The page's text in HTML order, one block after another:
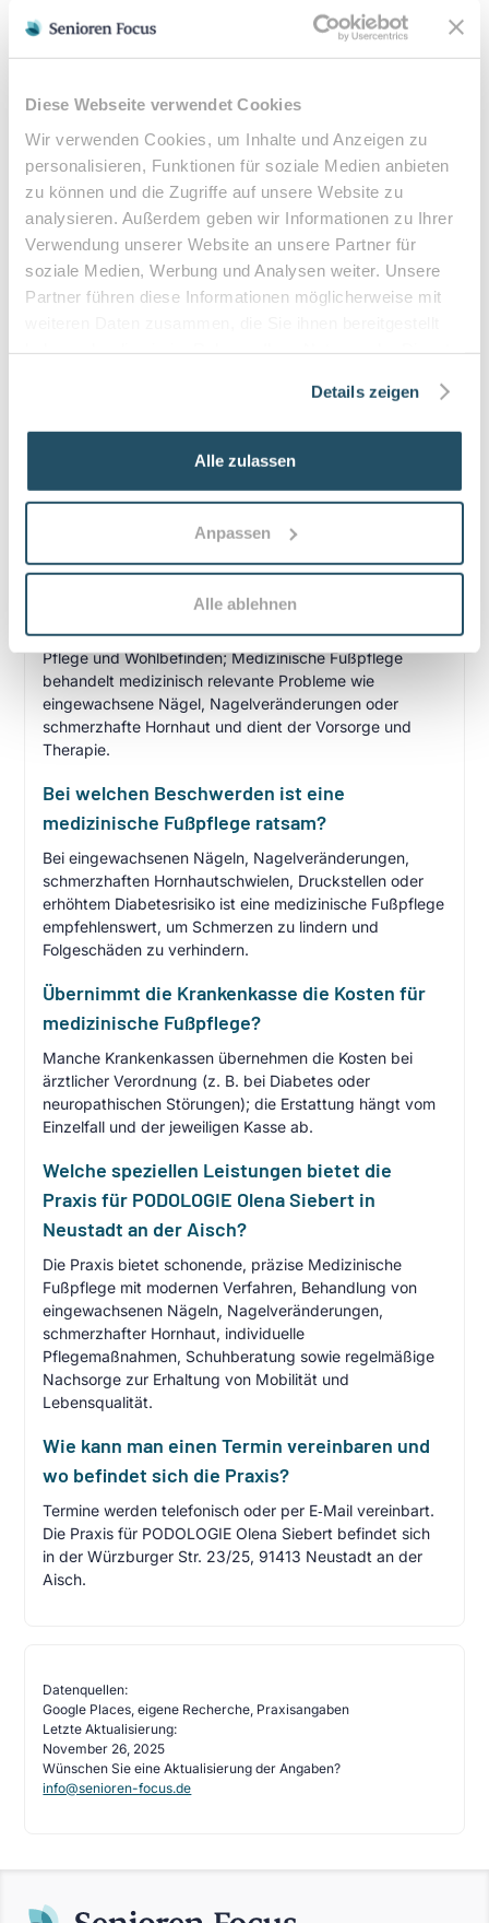
Diese Webseite verwendet Cookies
Wir verwenden Cookies, um Inhalte und Anzeigen zu
personalisieren, Funktionen für soziale Medien anbieten
zu können und die Zugriffe auf unsere Website zu
analysieren. Außerdem geben wir Informationen zu Ihrer
Verwendung unserer Website an unsere Partner für
soziale Medien, Werbung und Analysen weiter. Unsere
Partner führen diese Informationen möglicherweise mit
Details zeigen
Alle zulassen
Anpassen
Alle ablehnen
ärztlicher Verordnung Kassenleistungen. Eine
Heilmittelverordnung erhalten Sie von Ihrem Hausarzt
oder Facharzt bei folgenden Indikationen:
Verordnungsfähige Diagnosen:
Durchblutungsstörungen der Füße
Sensibilitätsstörungen
Querschnittslähmung
Zuzahlung & Kosten:
• 10% Zuzahlung pro Behandlung (mind. 5€, max. 10€)
•Privatleistungen nach individueller Vereinbarung
Hausbesuche bei medizinischer Notwendigkeit
Häufige Fragen zum Praxisbesuch
Was ist der Unterschied zwischen
kosmetischer Fußpflege und Medizinischer
Kosmetische Fußpflege kümmert sich um optische
Pflege und Wohlbefinden; Medizinische Fußpflege
behandelt medizinisch relevante Probleme wie
eingewachsene Nägel, Nagelveränderungen oder
schmerzhafte Hornhaut und dient der Vorsorge und
Therapie.
Bei welchen Beschwerden ist eine
medizinische Fußpflege ratsam?
Bei eingewachsenen Nägeln, Nagelveränderungen,
schmerzhaften Hornhautschwielen, Druckstellen oder
erhöhtem Diabetesrisiko ist eine medizinische Fußpflege
empfehlenswert, um Schmerzen zu lindern und
Folgeschäden zu verhindern.
Übernimmt die Krankenkasse die Kosten für
medizinische Fußpflege?
Manche Krankenkassen übernehmen die Kosten bei
ärztlicher Verordnung (z. B. bei Diabetes oder
neuropathischen Störungen); die Erstattung hängt vom
Einzelfall und der jeweiligen Kasse ab.
Welche speziellen Leistungen bietet die
Praxis für PODOLOGIE Olena Siebert in
Neustadt an der Aisch?
Die Praxis bietet schonende, präzise Medizinische
Fußpflege mit modernen Verfahren, Behandlung von
eingewachsenen Nägeln, Nagelveränderungen,
schmerzhafter Hornhaut, individuelle
Pflegemaßnahmen, Schuhberatung sowie regelmäßige
Nachsorge zur Erhaltung von Mobilität und
Lebensqualität.
Wie kann man einen Termin vereinbaren und
wo befindet sich die Praxis?
Termine werden telefonisch oder per E‑Mail vereinbart.
Die Praxis für PODOLOGIE Olena Siebert befindet sich
in der Würzburger Str. 23/25, 91413 Neustadt an der
Aisch.
Datenquellen:
Google Places, eigene Recherche, Praxisangaben
Letzte Aktualisierung:
November 26, 2025
Wünschen Sie eine Aktualisierung der Angaben?
info@senioren-focus.de